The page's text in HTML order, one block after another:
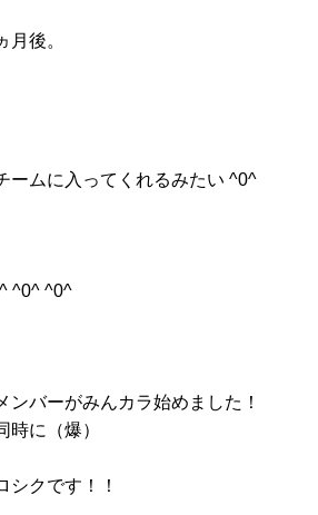
後。
ームに入ってくれるみたい ^0^
^0^ ^0^
ンバーがみんカラ始めました！
時に（爆）
シクです！！